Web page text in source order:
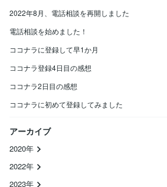
2022年8月、電話相談を再開しました
電話相談を始めました！
ココナラに登録して早1か月
ココナラ登録4日目の感想
ココナラ2日目の感想
ココナラに初めて登録してみました
アーカイブ
2020年
2022年
2023年